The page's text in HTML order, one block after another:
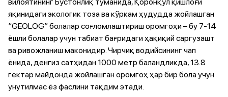
яқинидаги экологик тоза ва кўркам ҳудудда жойлашган
“GEOLOG” болалар соғломлаштириш оромгоҳи – бу 7-14
ёшли болалар учун табиат бағридаги ҳақиқий саргузашт
ва ривожланиш маконидир. Чирчиқ водийсининг чап
ёнида, денгиз сатҳидан 1000 метр баландликда, 13.8
гектар майдонда жойлашган оромгоҳ ҳар бир бола учун
унутилмас ёз фаслини тақдим этади.